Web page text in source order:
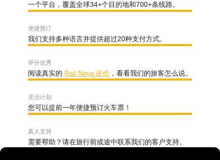
一个平台，覆盖全球34+个目的地和700+条线路。
便捷预订
我们支持多种语言并提供超过20种支付方式。
评分优秀
阅读真实的 Rail Ninja 评价 ，看看我们的旅客怎么说。
灵活计划
您可以提前一年便捷预订火车票！
真人支持
需要帮助？请在旅行前或途中联系我们的客户支持。